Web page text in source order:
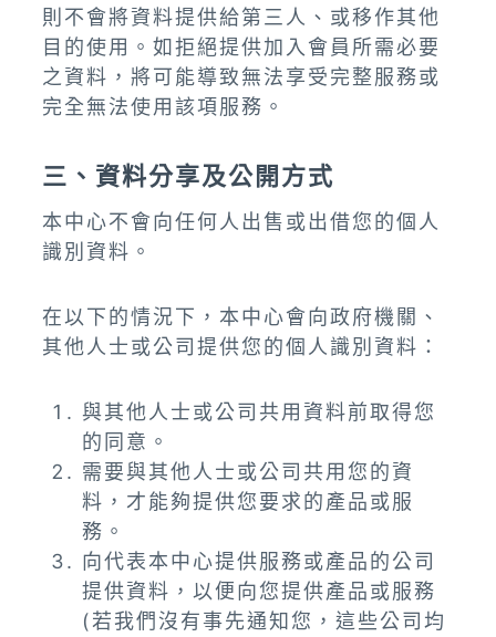
則不會將資料提供給第三人、或移作其他
目的使用。如拒絕提供加入會員所需必要
之資料，將可能導致無法享受完整服務或
完全無法使用該項服務。
三、資料分享及公開方式
本中心不會向任何人出售或出借您的個人
識別資料。
在以下的情況下，本中心會向政府機關、
其他人士或公司提供您的個人識別資料：
與其他人士或公司共用資料前取得您
的同意。
需要與其他人士或公司共用您的資
料，才能夠提供您要求的產品或服
務。
向代表本中心提供服務或產品的公司
提供資料，以便向您提供產品或服務
(若我們沒有事先通知您，這些公司均